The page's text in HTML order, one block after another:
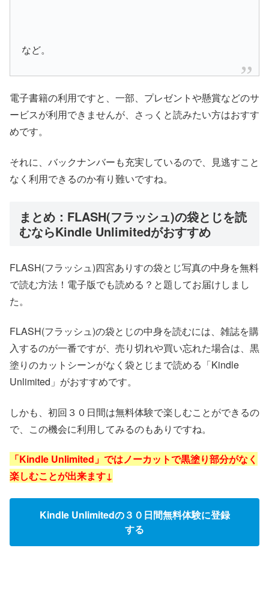
など。
電子書籍の利用ですと、一部、プレゼントや懸賞などのサ
ービスが利用できませんが、さっくと読みたい方はおすす
めです。
それに、バックナンバーも充実しているので、見逃すこと
なく利用できるのか有り難いですね。
まとめ：FLASH(フラッシュ)の袋とじを読
むならKindle Unlimitedがおすすめ
FLASH(フラッシュ)四宮ありすの袋とじ写真の中身を無料
で読む方法！電子版でも読める？と題してお届けしまし
た。
FLASH(フラッシュ)の袋とじの中身を読むには、雑誌を購
入するのが一番ですが、売り切れや買い忘れた場合は、黒
塗りのカットシーンがなく袋とじまで読める「Kindle
Unlimited」がおすすめです。
しかも、初回３０日間は無料体験で楽しむことができるの
で、この機会に利用してみるのもありですね。
「Kindle Unlimited」ではノーカットで黒塗り部分がなく
楽しむことが出来ます↓
Kindle Unlimitedの３０日間無料体験に登録
する